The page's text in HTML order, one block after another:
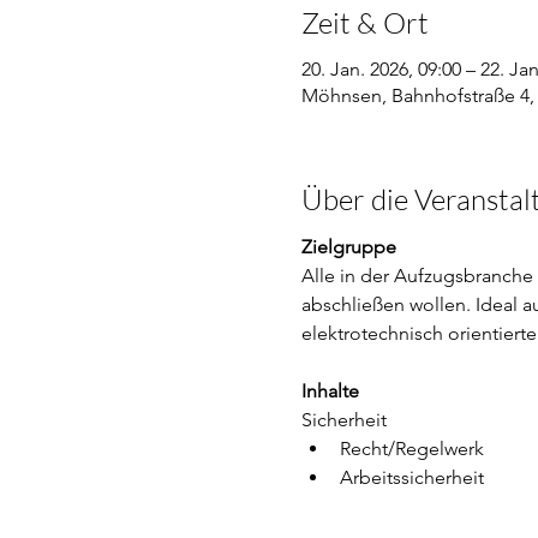
Zeit & Ort
20. Jan. 2026, 09:00 – 22.
Möhnsen, Bahnhofstraße
Über die
Zielgruppe
Alle in der
abschließen wollen. Ideal
elektrotechnisch
Inhalte
Sicherheit
Recht/Regelwerk
Arbeitssicherheit